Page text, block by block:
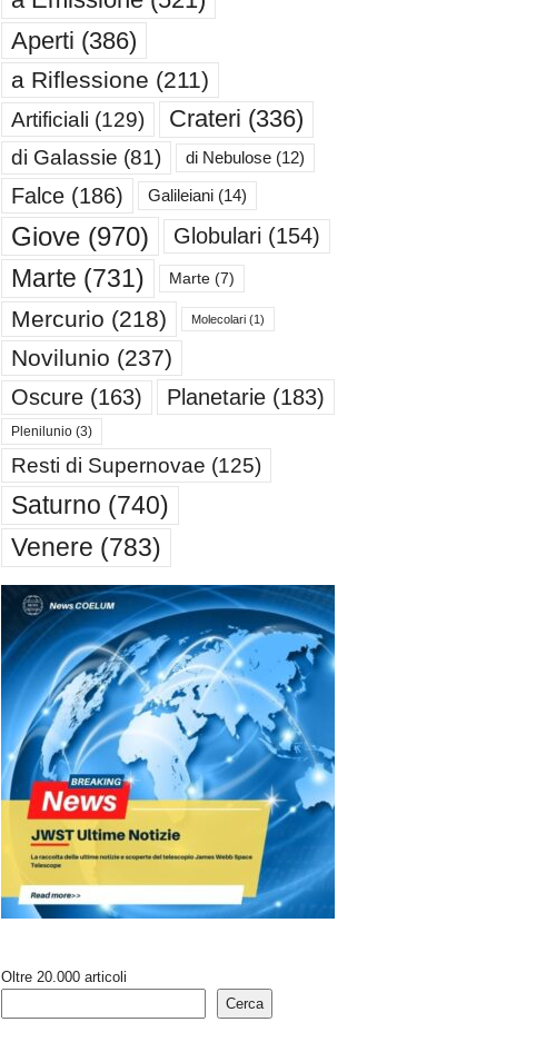
Aperti (386)
a Riflessione (211)
Artificiali (129) Crateri (336)
di Galassie (81) di Nebulose(12)
Falce(186) Galileiani(14)
Giove(970) Globulari (154)
Marte (731) Marte(7)
Mercurio (218) Molecolari(1)
Novilunio (237)
Oscure(163) Planetarie(183)
Plenilunio(3)
Resti di Supernovae (125)
Saturno (740)
Venere (783)
Oltre 20.000 articoli
Cerca